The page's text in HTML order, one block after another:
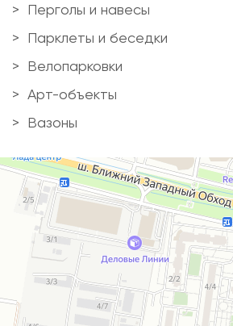
Перголы и навесы
Парклеты и беседки
Велопарковки
Арт-объекты
Вазоны